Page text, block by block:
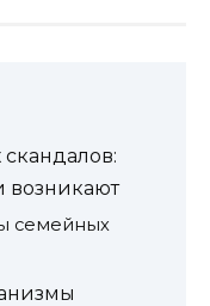
возникают
семейных